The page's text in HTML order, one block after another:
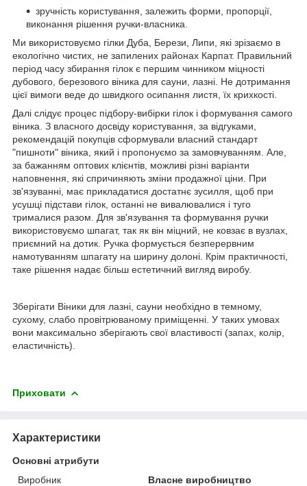
зручність користування, залежить форми, пропорції,
виконання рішення ручки-власника.
Ми використовуємо гілки Дуба, Берези, Липи, які зрізаємо в
екологічно чистих, не запилених районах Карпат. Правильний
період часу збирання гілок є першим чинником міцності
дубового, березового віника для сауни, лазні. Не дотримання
цієї вимоги веде до швидкого осипання листя, їх крихкості.
Далі слідує процес підбору-вибірки гілок і формування самого
віника. З власного досвіду користування, за відгуками,
рекомендацій покупців сформували власний стандарт
"пишноти" віника, який і пропонуємо за замовчуванням. Але,
за бажанням оптових клієнтів, можливі різні варіанти
наповнення, які спричиняють зміни продажної ціни. При
зв'язуванні, має прикладатися достатнє зусилля, щоб при
усушці підстави гілок, останні не вивалювалися і туго
трималися разом. Для зв'язування та формування ручки
використовуємо шпагат, так як він міцний, не ковзає в вузлах,
приємний на дотик. Ручка формується безперервним
намотуванням шпагату на ширину долоні. Крім практичності,
таке рішення надає більш естетичний вигляд виробу.
Зберігати Віники для лазні, сауни необхідно в темному,
сухому, слабо провітрюваному приміщенні. У таких умовах
вони максимально зберігають свої властивості (запах, колір,
еластичність).
Приховати
Характеристики
Основні атрибути
Виробник
Власне виробництво